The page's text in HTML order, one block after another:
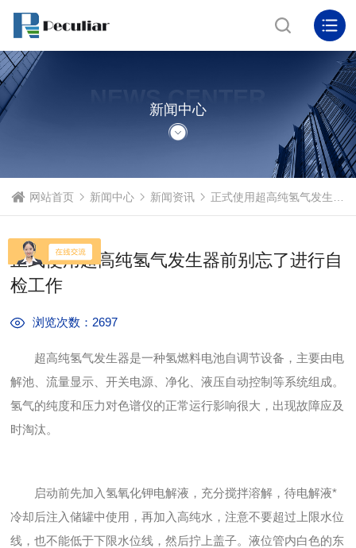
NEWS CENTER
新闻中心
网站首页 新闻中心 新闻资讯 正式使用超高纯氢气发生器前别忘了进行自检工作
正式使用超高纯氢气发生器前别忘了进行自
检工作
浏览次数：2697
超高纯氢气发生器是一种氢燃料电池自调节设备，主要由电
解池、流量显示、开关电源、净化、液压自动控制等系统组成。
氢气的纯度和压力对色谱仪的正常运行影响很大，出现故障应及
时淘汰。
启动前先加入氢氧化钾电解液，充分搅拌溶解，待电解液*
冷却后注入储罐中使用，再加入高纯水，注意不要超过上限水位
线，也不能低于下限水位线，然后拧上盖子。液位管内白色的东